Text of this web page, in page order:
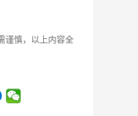
谨慎，以上内容全